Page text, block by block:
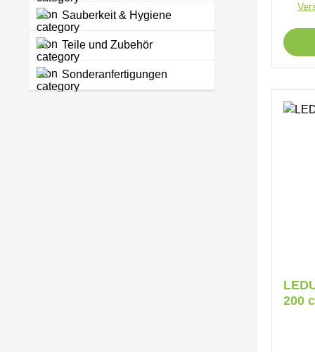
Sauberkeit & Hygiene
Teile und Zubehör
Sonderanfertigungen
200